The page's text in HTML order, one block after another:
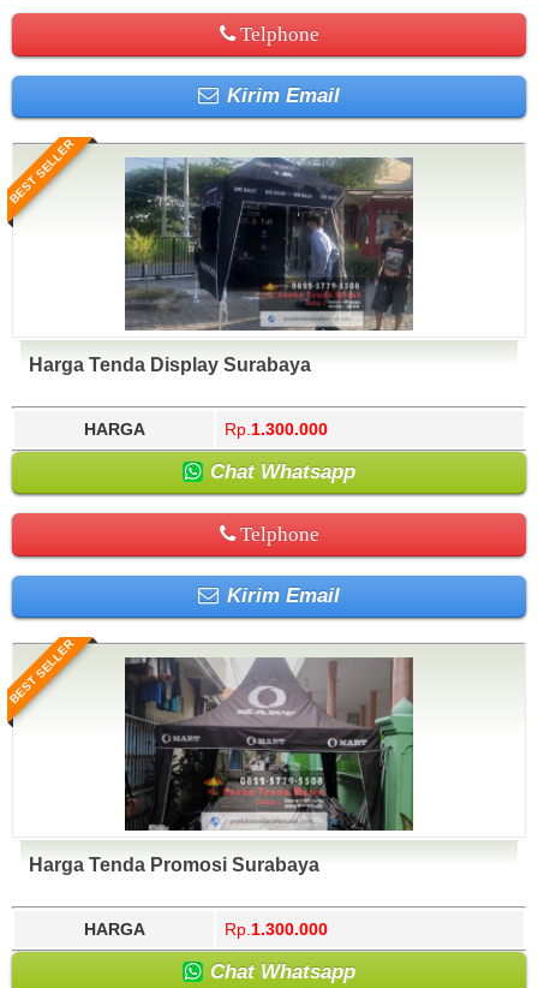
Telphone
Kirim Email
BEST SELLER
Harga Tenda Display Surabaya
HARGA Rp. 1.300.000
Chat Whatsapp
Telphone
Kirim Email
BEST SELLER
Harga Tenda Promosi Surabaya
HARGA Rp. 1.300.000
Chat Whatsapp